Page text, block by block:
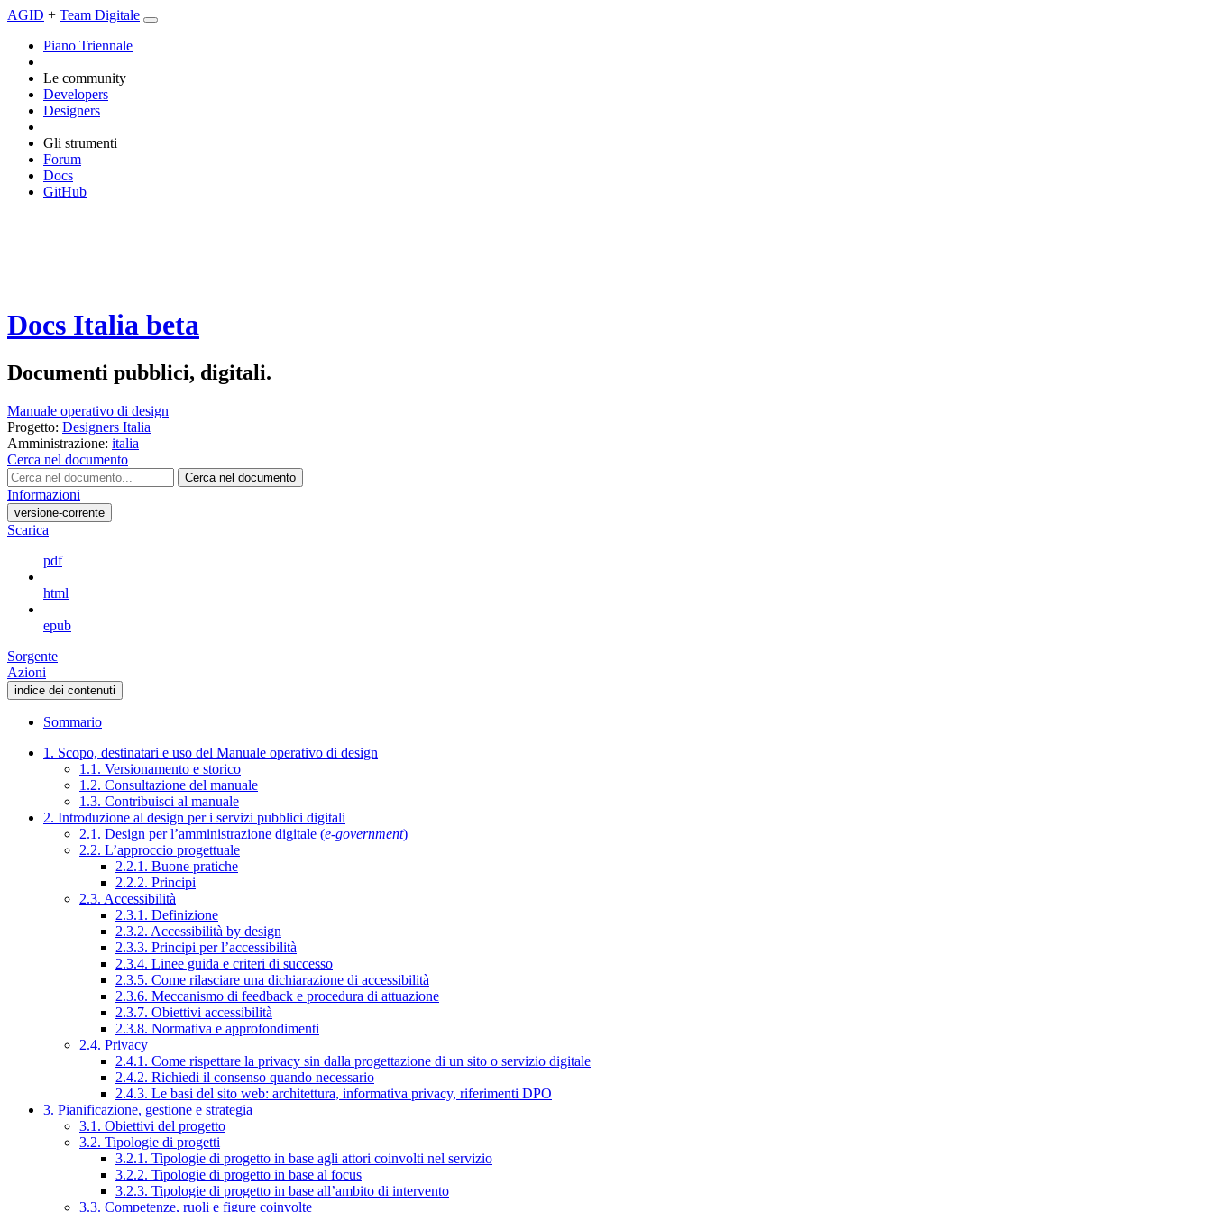
AGID + Team Digitale
Piano Triennale
Le community
Developers
Designers
Gli strumenti
Forum
Docs
GitHub
Docs Italia beta
Documenti pubblici, digitali.
Manuale operativo di design
Progetto: Designers Italia
Amministrazione: italia
Cerca nel documento
Cerca nel documento
Informazioni
versione-corrente
Scarica
pdf
html
epub
Sorgente
Azioni
indice dei contenuti
Sommario
1. Scopo, destinatari e uso del Manuale operativo di design
1.1. Versionamento e storico
1.2. Consultazione del manuale
1.3. Contribuisci al manuale
2. Introduzione al design per i servizi pubblici digitali
2.1. Design per l’amministrazione digitale (e-government)
2.2. L’approccio progettuale
2.2.1. Buone pratiche
2.2.2. Principi
2.3. Accessibilità
2.3.1. Definizione
2.3.2. Accessibilità by design
2.3.3. Principi per l’accessibilità
2.3.4. Linee guida e criteri di successo
2.3.5. Come rilasciare una dichiarazione di accessibilità
2.3.6. Meccanismo di feedback e procedura di attuazione
2.3.7. Obiettivi accessibilità
2.3.8. Normativa e approfondimenti
2.4. Privacy
2.4.1. Come rispettare la privacy sin dalla progettazione di un sito o servizio digitale
2.4.2. Richiedi il consenso quando necessario
2.4.3. Le basi del sito web: architettura, informativa privacy, riferimenti DPO
3. Pianificazione, gestione e strategia
3.1. Obiettivi del progetto
3.2. Tipologie di progetti
3.2.1. Tipologie di progetto in base agli attori coinvolti nel servizio
3.2.2. Tipologie di progetto in base al focus
3.2.3. Tipologie di progetto in base all’ambito di intervento
3.3. Competenze, ruoli e figure coinvolte